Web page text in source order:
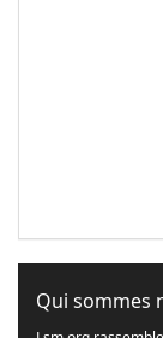
Qui sommes